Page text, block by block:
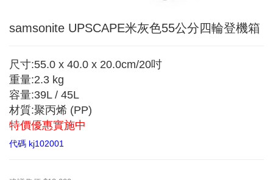
samsonite UPSCAPE米灰色55公分四輪登機箱
尺寸:55.0 x 40.0 x 20.0cm/20吋
重量:2.3 kg
容量:39L / 45L
材質:聚丙烯 (PP)
特價優惠實施中
代碼 kj102001